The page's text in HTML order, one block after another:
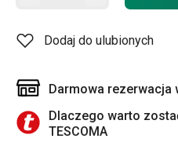
Dodaj do ulubionych
Darmowa rezerwacja
Dlaczego warto
TESCOMA